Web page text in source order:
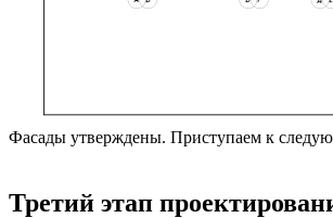
Фасады утверждены. Приступаем к
Третий этап